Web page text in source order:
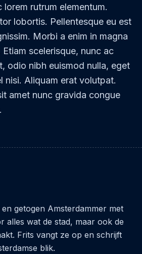
lorem rutrum elementum.
lobortis. Pellentesque eu est
Morbi a enim in magna
scelerisque, nunc ac
odio nibh euismod nulla, eget
nisi. Aliquam erat volutpat.
amet nunc gravida congue
getogen Amsterdammer met
alles wat de stad, maar ook de
Frits vangt ze op en schrijft
blik.